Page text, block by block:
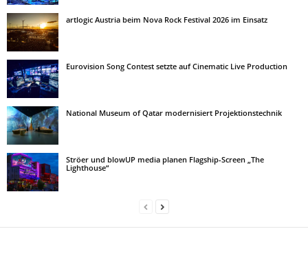
artlogic Austria beim Nova Rock Festival 2026 im Einsatz
Eurovision Song Contest setzte auf Cinematic Live Production
National Museum of Qatar modernisiert Projektionstechnik
Ströer und blowUP media planen Flagship-Screen „The
Lighthouse“